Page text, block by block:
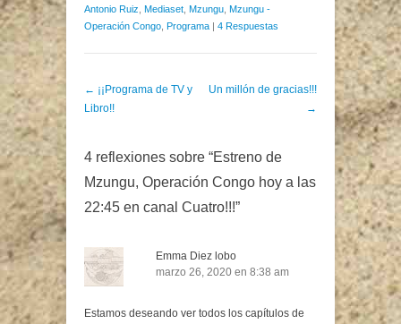
Antonio Ruiz Mediaset Mzungu Mzungu -
Operación Congo Programa | 4 Respuestas
Post navigation
← ¡¡Programa de TV y
Libro!!
Un millón de gracias!!!
→
4 reflexiones sobre “Estreno de
Mzungu, Operación Congo hoy a las
22:45 en canal Cuatro!!!”
Emma Diez lobo
marzo 26, 2020 en 8:38 am
Estamos deseando ver todos los capítulos de